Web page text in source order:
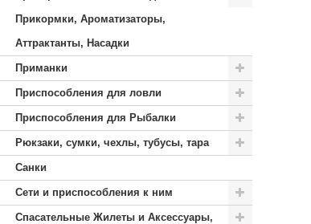
Прикормки, Ароматизаторы,
Аттрактанты, Насадки
Приманки
Приспособления для ловли
Приспособления для Рыбалки
Рюкзаки, сумки, чехлы, тубусы, тара
Санки
Сети и приспособления к ним
Спасательные Жилеты и Аксессуары,